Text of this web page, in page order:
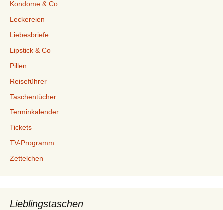
Kondome & Co
Leckereien
Liebesbriefe
Lipstick & Co
Pillen
Reiseführer
Taschentücher
Terminkalender
Tickets
TV-Programm
Zettelchen
Lieblingstaschen